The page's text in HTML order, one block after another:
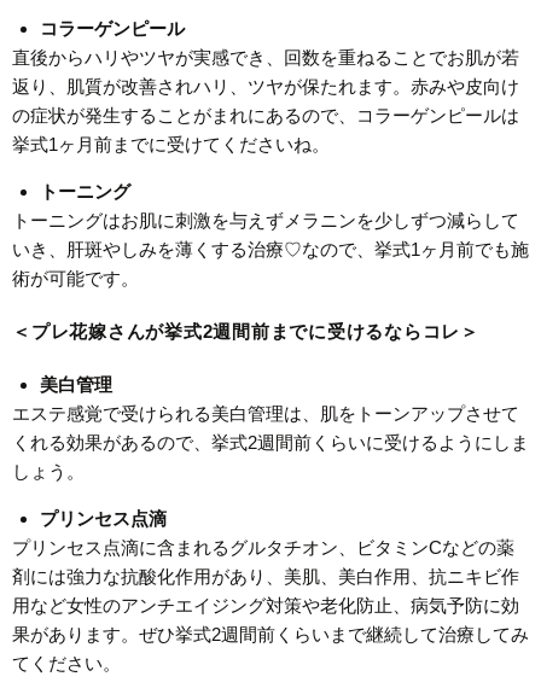
コラーゲンピール
直後からハリやツヤが実感でき、回数を重ねることでお肌が若
返り、肌質が改善されハリ、ツヤが保たれます。赤みや皮向け
の症状が発生することがまれにあるので、コラーゲンピールは
挙式1ヶ月前までに受けてくださいね。
トーニング
トーニングはお肌に刺激を与えずメラニンを少しずつ減らして
いき、肝斑やしみを薄くする治療♡なので、挙式1ヶ月前でも施
術が可能です。
＜プレ花嫁さんが挙式2週間前までに受けるならコレ＞
美白管理
エステ感覚で受けられる美白管理は、肌をトーンアップさせて
くれる効果があるので、挙式2週間前くらいに受けるようにしま
しょう。
プリンセス点滴
プリンセス点滴に含まれるグルタチオン、ビタミンCなどの薬
剤には強力な抗酸化作用があり、美肌、美白作用、抗ニキビ作
用など女性のアンチエイジング対策や老化防止、病気予防に効
果があります。ぜひ挙式2週間前くらいまで継続して治療してみ
てください。